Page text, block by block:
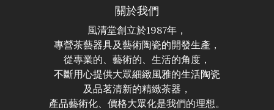
關於我們
風清堂創立於1987年，
專營茶藝器具及藝術陶瓷的開發生產，
從專業的、藝術的、生活的角度，
不斷用心提供大眾細緻風雅的生活陶瓷
及品茗清新的精緻茶器，
產品藝術化、價格大眾化是我們的理想。